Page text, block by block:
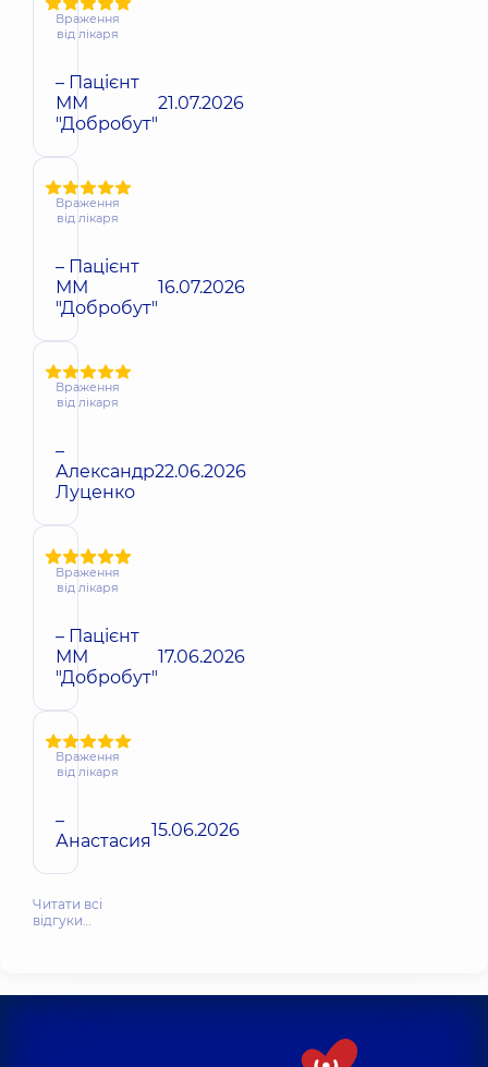
Враження
від лікаря
– Пацієнт
ММ
"Добробут"
21.07.2026
Враження
від лікаря
– Пацієнт
ММ
"Добробут"
16.07.2026
Враження
від лікаря
–
Александр
Луценко
22.06.2026
Враження
від лікаря
– Пацієнт
ММ
"Добробут"
17.06.2026
Враження
від лікаря
–
Анастасия15.06.2026
Читати всі
відгуки…